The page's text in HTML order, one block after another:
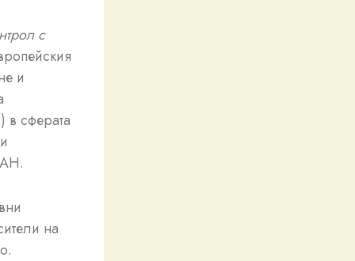
с
и
в сферата
на